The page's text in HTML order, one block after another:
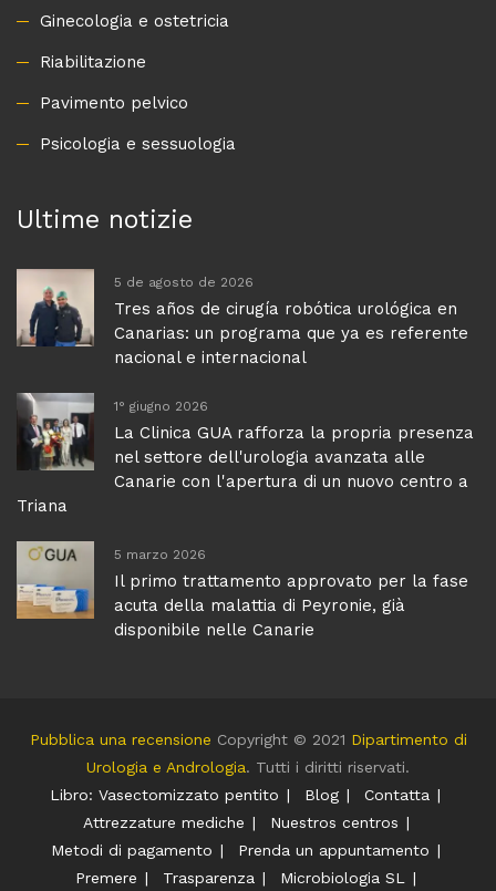
Ginecologia e ostetricia
Riabilitazione
Pavimento pelvico
Psicologia e sessuologia
Ultime notizie
5 de agosto de 2026
Tres años de cirugía robótica urológica en
Canarias: un programa que ya es referente
nacional e internacional
1° giugno 2026
La Clinica GUA rafforza la propria presenza
nel settore dell'urologia avanzata alle
Canarie con l'apertura di un nuovo centro a
Triana
5 marzo 2026
Il primo trattamento approvato per la fase
acuta della malattia di Peyronie, già
disponibile nelle Canarie
Pubblica una recensione Copyright © 2021 Dipartimento di
Urologia e Andrologia. Tutti i diritti riservati.
Libro: Vasectomizzato pentito
Blog
Contatta
Attrezzature mediche
Nuestros centros
Metodi di pagamento
Prenda un appuntamento
Premere
Trasparenza Microbiologia SL